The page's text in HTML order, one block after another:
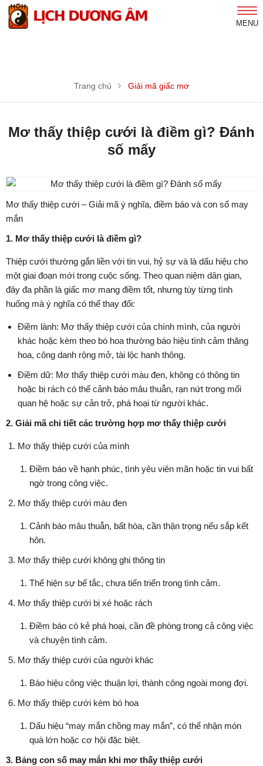
MENU
Trang chủ Giải mã giấc mơ
Mơ thấy thiệp cưới là điềm gì? Đánh
số mấy
Mơ thấy thiệp cưới – Giải mã ý nghĩa, điềm báo và con số may
mắn
1. Mơ thấy thiệp cưới là điềm gì?
Thiệp cưới thường gắn liền với tin vui, hỷ sự và là dấu hiệu cho
một giai đoạn mới trong cuộc sống. Theo quan niệm dân gian,
đây đa phần là giấc mơ mang điềm tốt, nhưng tùy từng tình
huống mà ý nghĩa có thể thay đổi:
Điềm lành: Mơ thấy thiệp cưới của chính mình, của người
khác hoặc kèm theo bó hoa thường báo hiệu tình cảm thăng
hoa, công danh rộng mở, tài lộc hanh thông.
Điềm dữ: Mơ thấy thiệp cưới màu đen, không có thông tin
hoặc bị rách có thể cảnh báo mâu thuẫn, rạn nứt trong mối
quan hệ hoặc sự cản trở, phá hoại từ người khác.
2. Giải mã chi tiết các trường hợp mơ thấy thiệp cưới
Mơ thấy thiệp cưới của mình
Điềm báo về hạnh phúc, tình yêu viên mãn hoặc tin vui bất
ngờ trong công việc.
Mơ thấy thiệp cưới màu đen
Cảnh báo mâu thuẫn, bất hòa, cần thận trọng nếu sắp kết
hôn.
Mơ thấy thiệp cưới không ghi thông tin
Thể hiện sự bế tắc, chưa tiến triển trong tình cảm.
Mơ thấy thiệp cưới bị xé hoặc rách
Điềm báo có kẻ phá hoại, cần đề phòng trong cả công việc
và chuyện tình cảm.
Mơ thấy thiệp cưới của người khác
Báo hiệu công việc thuận lợi, thành công ngoài mong đợi.
Mơ thấy thiệp cưới kèm bó hoa
Dấu hiệu “may mắn chồng may mắn”, có thể nhận món
quà lớn hoặc cơ hội đặc biệt.
3. Bảng con số may mắn khi mơ thấy thiệp cưới